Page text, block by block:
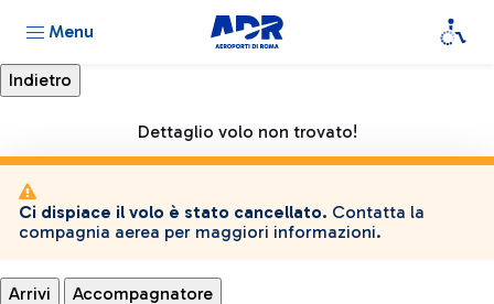
Menu
Dettaglio volo non trovato!
Ci dispiace il volo è stato cancellato. Contatta la
compagnia aerea per maggiori informazioni.
Arrivi Accompagnatore